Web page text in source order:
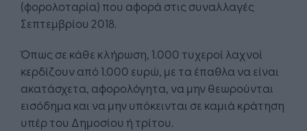
(φορολοταρία) που αφορά στις συναλλαγές
Σεπτεμβρίου 2018.
Όπως σε κάθε κλήρωση, 1.000 τυχεροί λαχνοί
κερδίζουν από 1.000 ευρώ, με τα έπαθλα να είναι
ακατάσχετα, αφορολόγητα, να μην θεωρούνται
εισόδημα και να μην υπόκεινται σε καμιά κράτηση
υπέρ του Δημοσίου ή τρίτου.